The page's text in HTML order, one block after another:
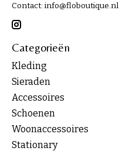
Contact: info@floboutique.nl
Categorieën
Kleding
Sieraden
Accessoires
Schoenen
Woonaccessoires
Stationary